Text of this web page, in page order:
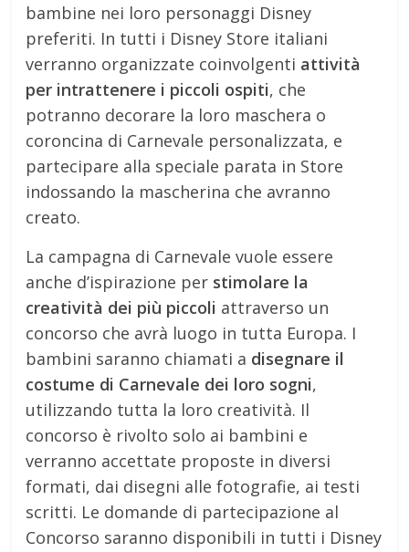
bambine nei loro personaggi Disney
preferiti. In tutti i Disney Store italiani
verranno organizzate coinvolgenti attività
per intrattenere i piccoli ospiti, che
potranno decorare la loro maschera o
coroncina di Carnevale personalizzata, e
partecipare alla speciale parata in Store
indossando la mascherina che avranno
creato.
La campagna di Carnevale vuole essere
anche d’ispirazione per stimolare la
creatività dei più piccoli attraverso un
concorso che avrà luogo in tutta Europa. I
bambini saranno chiamati a disegnare il
costume di Carnevale dei loro sogni,
utilizzando tutta la loro creatività. Il
concorso è rivolto solo ai bambini e
verranno accettate proposte in diversi
formati, dai disegni alle fotografie, ai testi
scritti. Le domande di partecipazione al
Concorso saranno disponibili in tutti i Disney